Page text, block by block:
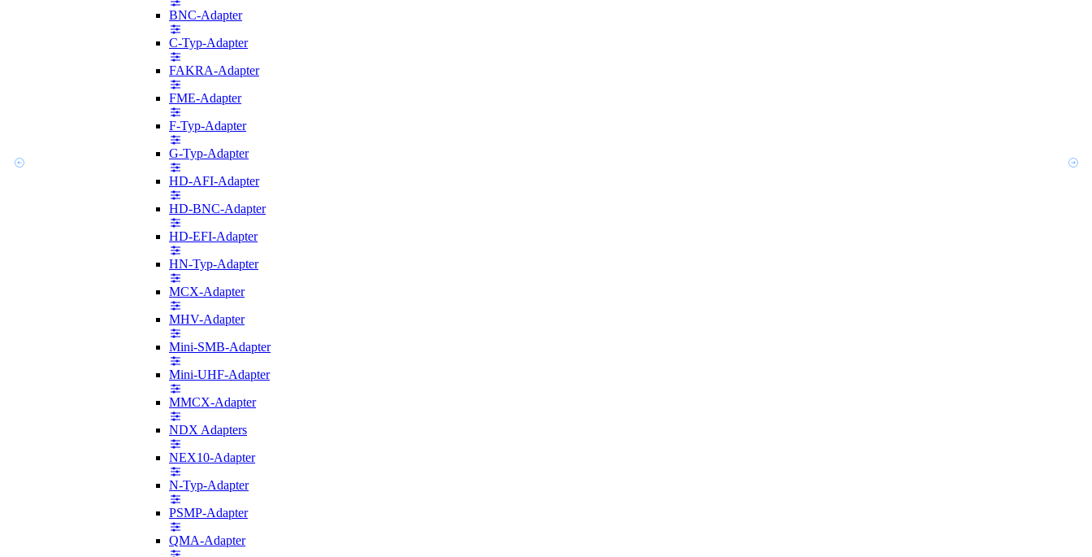
BNC-Adapter
C-Typ-Adapter
FAKRA-Adapter
FME-Adapter
F-Typ-Adapter
G-Typ-Adapter
HD-AFI-Adapter
HD-BNC-Adapter
HD-EFI-Adapter
HN-Typ-Adapter
MCX-Adapter
MHV-Adapter
Mini-SMB-Adapter
Mini-UHF-Adapter
MMCX-Adapter
NDX Adapters
NEX10-Adapter
N-Typ-Adapter
PSMP-Adapter
QMA-Adapter